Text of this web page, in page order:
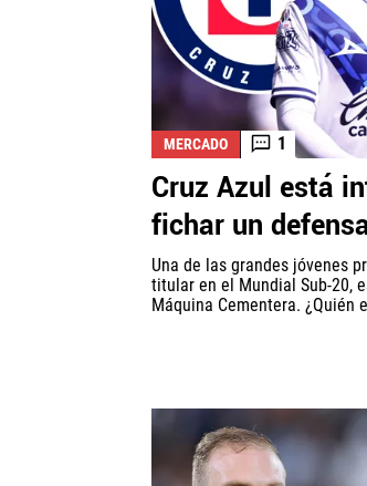
MERCADO 1
Cruz Azul está
fichar un
Una de las grandes jóvenes
titular en el Mundial Sub-20,
Máquina Cementera. ¿Quién